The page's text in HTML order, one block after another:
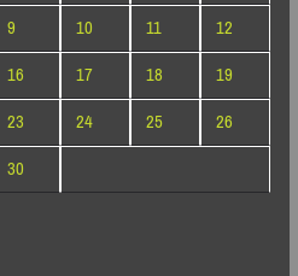
9 10 11
12
16 17 18
19
23 24 25
26
30